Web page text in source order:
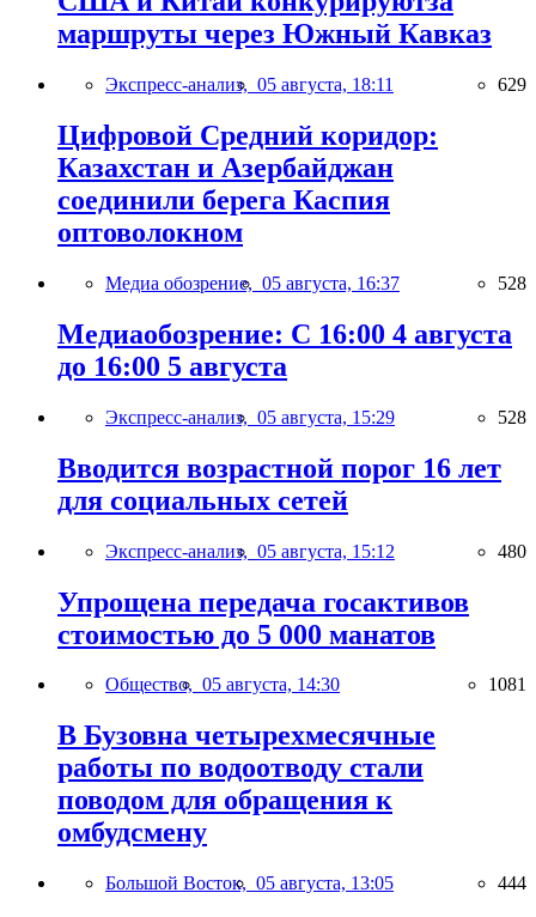
маршруты через Южный Кавказ
Экспресс-анализ, 05 августа, 18:11 629
Цифровой Средний коридор:
Казахстан и Азербайджан
соединили берега Каспия
оптоволокном
Медиа обозрение, 05 августа, 16:37 528
Медиаобозрение: С 16:00 4 августа
до 16:00 5 августа
Экспресс-анализ, 05 августа, 15:29 528
Вводится возрастной порог 16 лет
для социальных сетей
Экспресс-анализ, 05 августа, 15:12 480
Упрощена передача госактивов
стоимостью до 5 000 манатов
Общество, 05 августа, 14:30 1081
В Бузовна четырехмесячные
работы по водоотводу стали
поводом для обращения к
омбудсмену
Большой Восток, 05 августа, 13:05 444